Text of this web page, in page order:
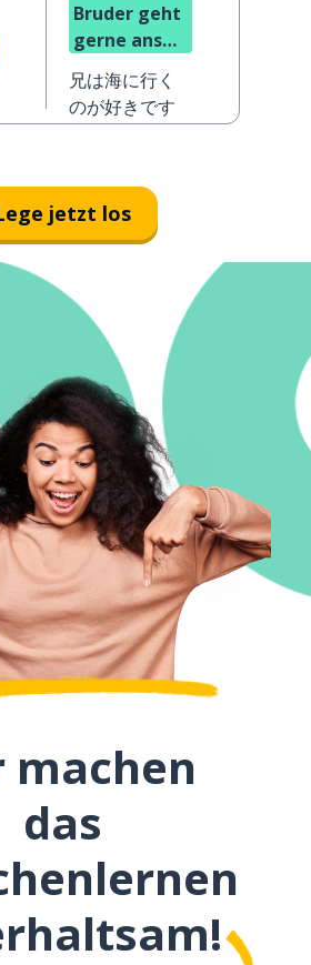
Bruder geht
gerne ans
Meer
兄は海に行く
のが好きです
jetzt los
machen
das